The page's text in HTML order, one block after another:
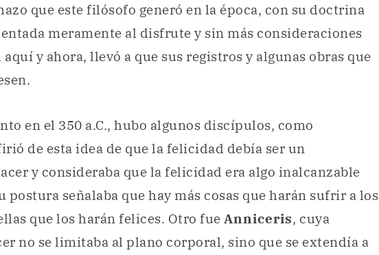
que este filósofo generó en la época, con su doctrina
meramente al disfrute y sin más consideraciones
y ahora, llevó a que sus registros y algunas obras que
en el 350 a.C., hubo algunos discípulos, como
de esta idea de que la felicidad debía ser un
y consideraba que la felicidad era algo inalcanzable
postura señalaba que hay más cosas que harán sufrir a los
que los harán felices. Otro fue Anniceris, cuya
no se limitaba al plano corporal, sino que se extendía a